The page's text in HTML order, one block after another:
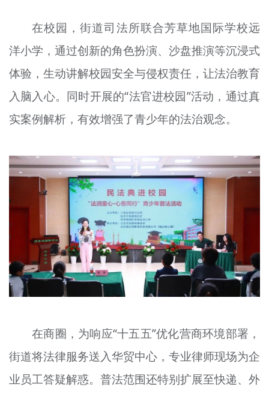
在校园，街道司法所联合芳草地国际学校远
洋小学，通过创新的角色扮演、沙盘推演等沉浸式
体验，生动讲解校园安全与侵权责任，让法治教育
入脑入心。同时开展的“法官进校园”活动，通过真
实案例解析，有效增强了青少年的法治观念。
在商圈，为响应“十五五”优化营商环境部署，
街道将法律服务送入华贸中心，专业律师现场为企
业员工答疑解惑。普法范围还特别扩展至快递、外